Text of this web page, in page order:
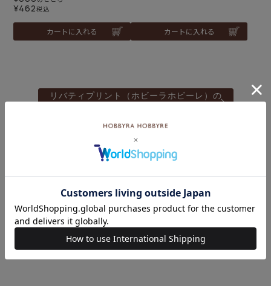
¥462税込
カートに入れる カートに入れる
リバティプリント（ホビーラホビーレ）の
リバティプリント（リバティ・ファブリックス）の商
いろいろなテーマの特集一覧はこちら